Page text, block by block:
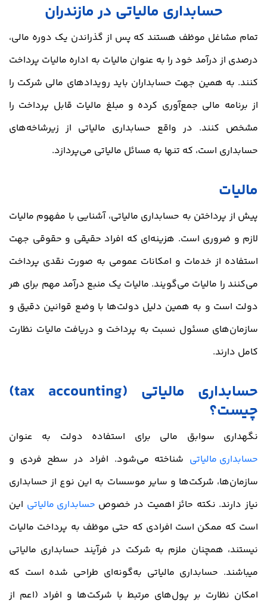
حسابداری مالیاتی در مازندران
تمام مشاغل موظف هستند که پس از گذراندن یک دوره مالی،
درصدی از درآمد خود را به عنوان مالیات به اداره مالیات پرداخت
کنند. به همین جهت حسابداران باید رویدادهای مالی شرکت را
از برنامه مالی جمع‌آوری کرده و مبلغ مالیات قابل پرداخت را
مشخص کنند. در واقع حسابداری مالیاتی از زیرشاخه‌های
حسابداری است، که تنها به مسائل مالیاتی می‌پردازد.
مالیات
پیش از پرداختن به حسابداری مالیاتی، آشنایی با مفهوم مالیات
لازم و ضروری است. هزینه‌ای که افراد حقیقی و حقوقی جهت
استفاده از خدمات و امکانات عمومی به صورت نقدی پرداخت
می‌کنند را مالیات می‌گویند. مالیات یک منبع درآمد مهم برای هر
دولت است و به همین دلیل دولت‌ها با وضع قوانین دقیق و
سازمان‌های مسئول نسبت به پرداخت و دریافت مالیات نظارت
کامل دارند.
حسابداری مالیاتی (tax accounting)
چیست؟
نگهداری سوابق مالی برای استفاده دولت به عنوان
حسابداری مالیاتی شناخته می‌شود. افراد در سطح فردی و
سازمان‌ها، شرکت‌ها و سایر موسسات به این نوع از حسابداری
نیاز دارند. نکته حائز اهمیت در خصوص حسابداری مالیاتی این
است که ممکن است افرادی که حتی موظف به پرداخت مالیات
نیستند، همچنان ملزم به شرکت در فرآیند حسابداری مالیاتی
میباشند. حسابداری مالیاتی به‌گونه‌ای طراحی شده است که
امکان نظارت بر پول‌های مرتبط با شرکت‌ها و افراد (اعم از